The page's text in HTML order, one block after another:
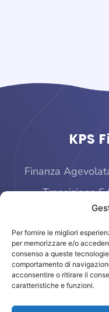
Per fornire le migliori
per memorizzare e/o
consenso a queste
comportamento di
acconsentire o ritirare il
caratteristiche e funzioni.
KPS
Finanza
Transizione
© 2025 KPS Financial